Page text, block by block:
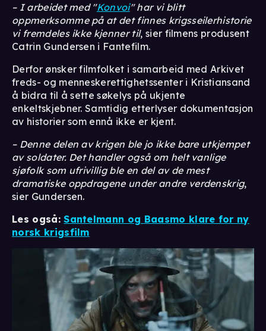
– I arbeidet med "Konvoi" har vi blitt
oppmerksomme på at det finnes krigsseilerhistorie
vi fremdeles ikke kjenner til, sier filmens produsent
Catrin Gundersen i Fantefilm.
Derfor ønsker filmfolket i samarbeid med Arkivet
freds- og menneskerettighetssenter i Kristiansand
å bidra til å sette søkelys på ukjente
enkeltskjebner. Samtidig etterlyser dokumentasjon
av historier som ennå ikke er kjent.
– Denne delen av krigen ble jo ikke bare utkjempet
av soldater. Det handler også om helt vanlige
sjøfolk som ufrivillig ble en del av de mest
dramatiske oppdragene under andre verdenskrig,
sier Gundersen.
Les også:Santelmann og Baasmo klare for ny
norsk krigsfilm